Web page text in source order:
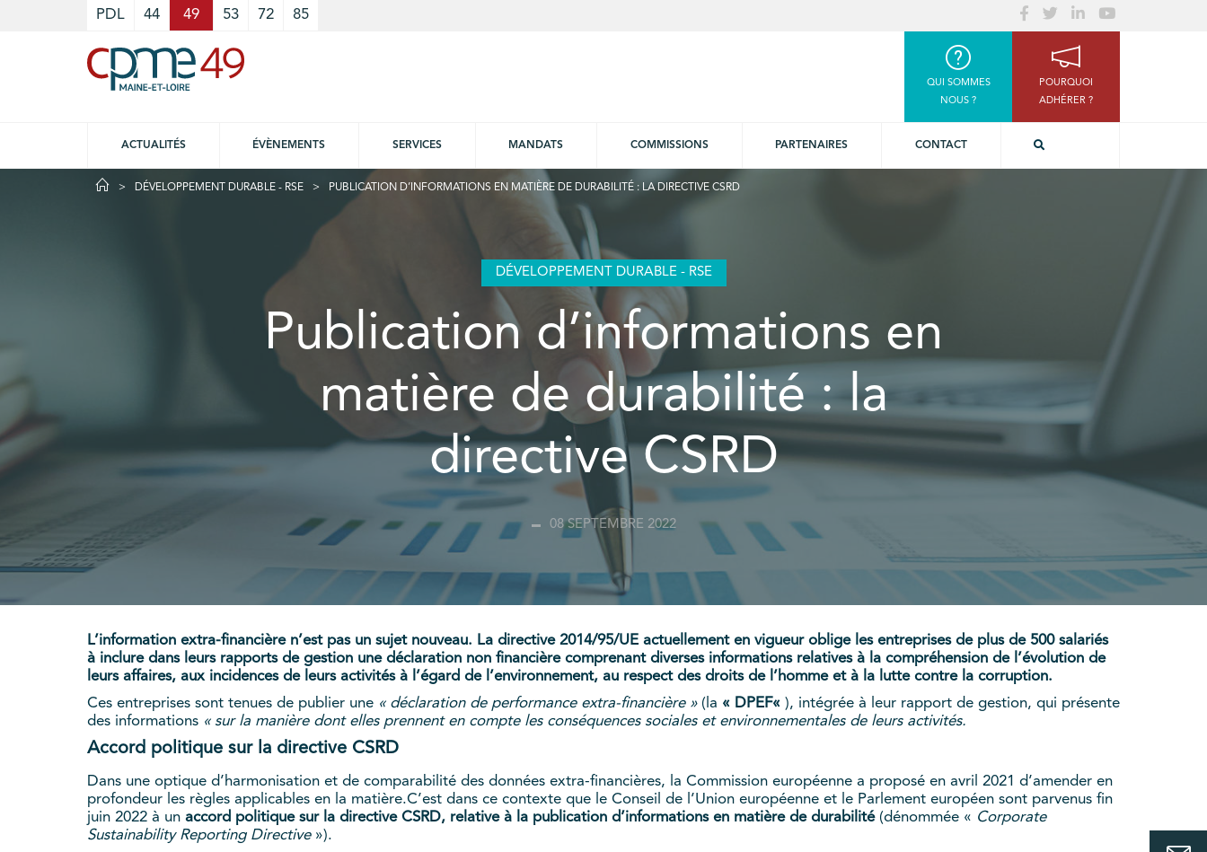
PDL 44 49 53 72 85
QUI SOMMES
NOUS ?
POURQUOI
ADHÉRER ?
ACTUALITÉS ÉVÈNEMENTS SERVICES MANDATS COMMISSIONS PARTENAIRES CONTACT
DÉVELOPPEMENT DURABLE - RSE PUBLICATION D’INFORMATIONS EN MATIÈRE DE DURABILITÉ : LA DIRECTIVE CSRD
DÉVELOPPEMENT DURABLE - RSE
Publication d’informations en
matière de durabilité : la
directive CSRD
08 SEPTEMBRE 2022
L’information extra-financière n’est pas un sujet nouveau. La directive 2014/95/UE actuellement en vigueur oblige les entreprises de plus de 500 salariés
à inclure dans leurs rapports de gestion une déclaration non financière comprenant diverses informations relatives à la compréhension de l’évolution de
leurs affaires, aux incidences de leurs activités à l’égard de l’environnement, au respect des droits de l’homme et à la lutte contre la corruption.
Ces entreprises sont tenues de publier une « déclaration de performance extra-financière » (la « DPEF« ), intégrée à leur rapport de gestion, qui présente
des informations « sur la manière dont elles prennent en compte les conséquences sociales et environnementales de leurs activités.
Accord politique sur la directive CSRD
Dans une optique d’harmonisation et de comparabilité des données extra-financières, la Commission européenne a proposé en avril 2021 d’amender en
profondeur les règles applicables en la matière.C’est dans ce contexte que le Conseil de l’Union européenne et le Parlement européen sont parvenus fin
juin 2022 à un accord politique sur la directive CSRD, relative à la publication d’informations en matière de durabilité(dénommée « Corporate
Sustainability Reporting Directive»).
Cookies management panel